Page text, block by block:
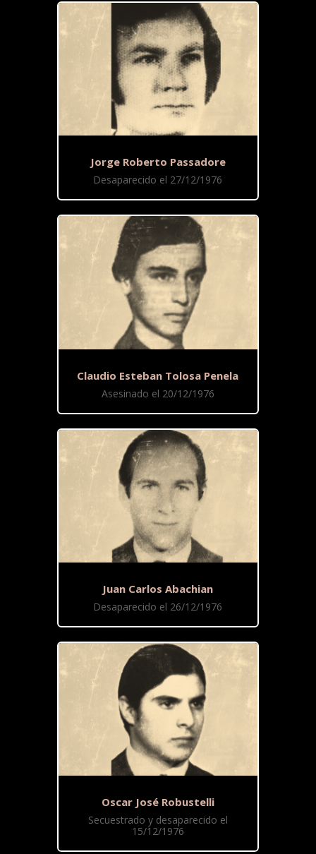
Jorge Roberto Passadore
Desaparecido el 27/12/1976
Claudio Esteban Tolosa Penela
Asesinado el 20/12/1976
Juan Carlos Abachian
Desaparecido el 26/12/1976
Oscar José Robustelli
Secuestrado y desaparecido el
15/12/1976